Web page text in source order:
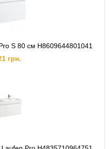
S 80 см H8609644801041
грн.